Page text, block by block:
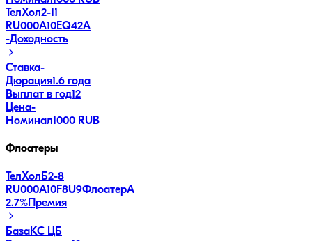
ТелХол2-11
RU000A10EQ42A
-Доходность
Ставка-
Дюрация1.6 года
Выплат в год12
Цена-
Номинал1000 RUB
Флоатеры
ТелХолБ2-8
RU000A10F8U9ФлоатерA
2.7%Премия
БазаКС ЦБ